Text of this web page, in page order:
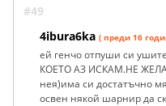
#49
4ibura6ka ( преди 16
ей генчо отпуши си
КОЕТО АЗ ИСКАМ.НЕ
нея)има си достатъчно
освен някой шарнир да